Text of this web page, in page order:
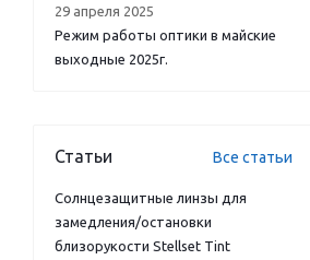
29 апреля 2025
Режим работы оптики в майские
выходные 2025г.
Статьи Все статьи
Солнцезащитные линзы для
замедления/остановки
близорукости Stellset Tint